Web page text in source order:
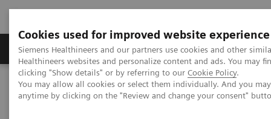
Cookies used for improved website experience
Siemens Healthineers and our partners use cookies and other
Healthineers websites and personalize content and ads. You may
clicking "Show details" or by referring to our Cookie Policy.
You may allow all cookies or select them individually. And you
anytime by clicking on the "Review and change your consent"
Produkter og løsninger Support og
Hjem
Produkter og løsninger innen bildediagnostikk
Røntgensystemer
Information Gallery